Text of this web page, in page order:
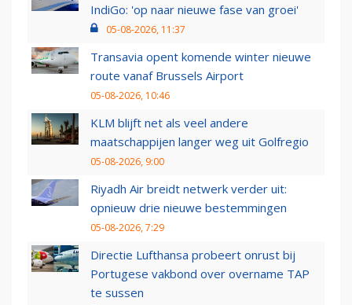
IndiGo: 'op naar nieuwe fase van groei'
05-08-2026, 11:37
Transavia opent komende winter nieuwe
route vanaf Brussels Airport
05-08-2026, 10:46
KLM blijft net als veel andere
maatschappijen langer weg uit Golfregio
05-08-2026, 9:00
Riyadh Air breidt netwerk verder uit:
opnieuw drie nieuwe bestemmingen
05-08-2026, 7:29
Directie Lufthansa probeert onrust bij
Portugese vakbond over overname TAP
te sussen